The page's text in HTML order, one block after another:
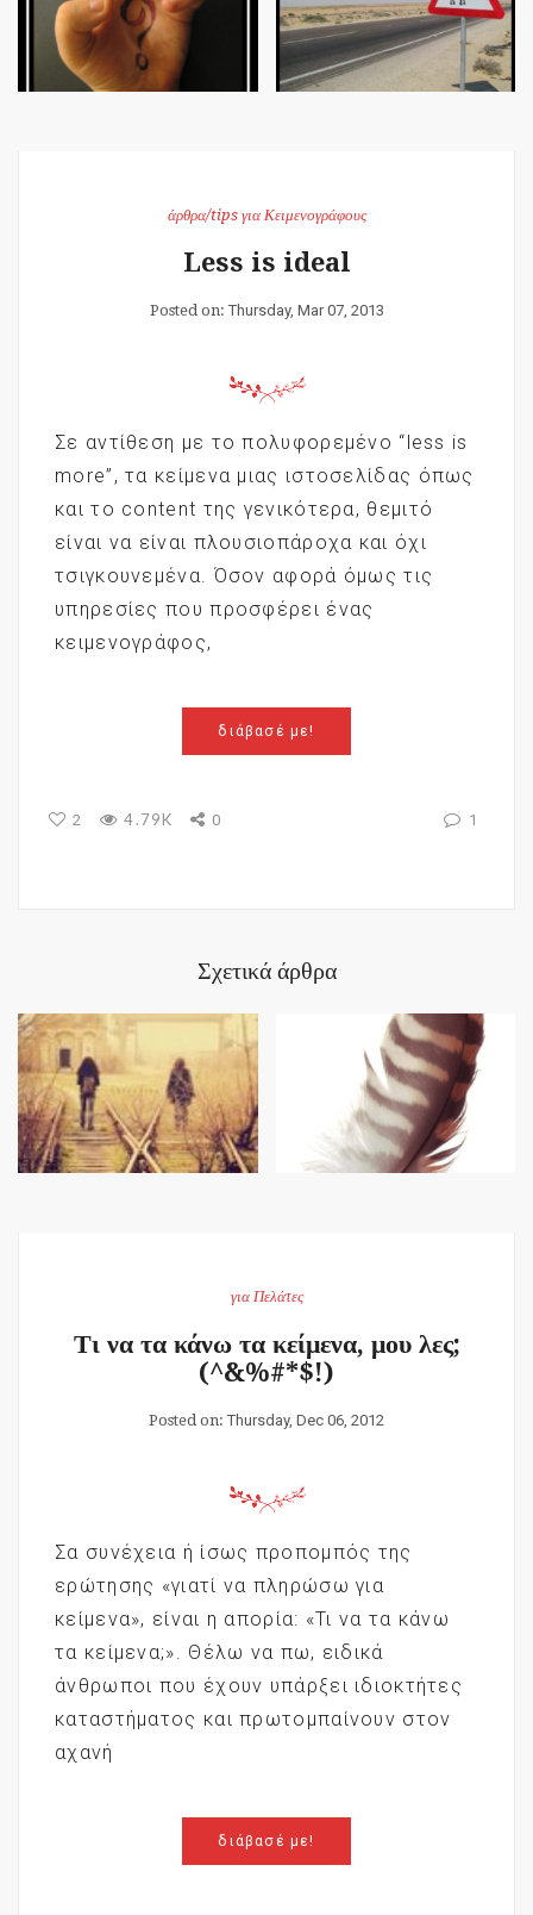
άρθρα/tips για Κειμενογράφους
Less is ideal
Posted on: Thursday, Mar 07, 2013
Σε αντίθεση με το πολυφορεμένο “less is
more”, τα κείμενα μιας ιστοσελίδας όπως
και το content της γενικότερα, θεμιτό
είναι να είναι πλουσιοπάροχα και όχι
τσιγκουνεμένα. Όσον αφορά όμως τις
υπηρεσίες που προσφέρει ένας
κειμενογράφος,
διάβασέ με!
2 4.79K 0 1
Σχετικά άρθρα
για Πελάτες
Τι να τα κάνω τα κείμενα, μου λες;
(^&%#*$!)
Posted on: Thursday, Dec 06, 2012
Σα συνέχεια ή ίσως προπομπός της
ερώτησης «γιατί να πληρώσω για
κείμενα», είναι η απορία: «Τι να τα κάνω
τα κείμενα;». Θέλω να πω, ειδικά
άνθρωποι που έχουν υπάρξει ιδιοκτήτες
καταστήματος και πρωτομπαίνουν στον
αχανή
διάβασέ με!